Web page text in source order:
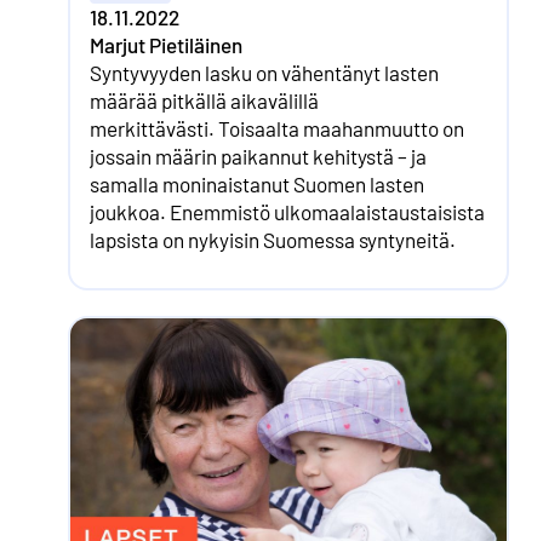
18.11.2022
Marjut Pietiläinen
Syntyvyyden lasku on vähentänyt lasten
määrää pitkällä aikavälillä
merkittävästi. Toisaalta maahanmuutto on
jossain määrin paikannut kehitystä – ja
samalla moninaistanut Suomen lasten
joukkoa. Enemmistö ulkomaalaistaustaisista
lapsista on nykyisin Suomessa syntyneitä.